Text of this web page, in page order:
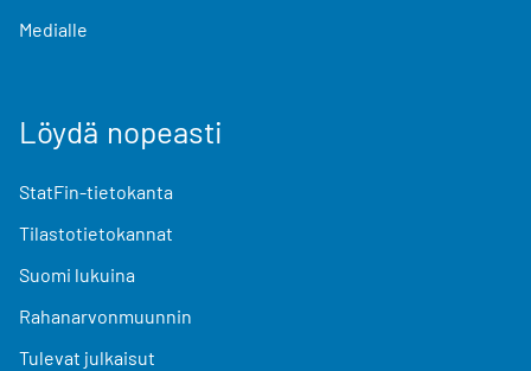
Medialle
Löydä nopeasti
StatFin-tietokanta
Tilastotietokannat
Suomi lukuina
Rahanarvonmuunnin
Tulevat julkaisut